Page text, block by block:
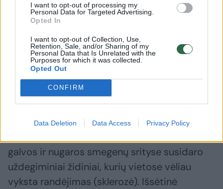
I want to opt-out of processing my
Personal Data for Targeted Advertising.
Opted In
I want to opt-out of Collection, Use,
Retention, Sale, and/or Sharing of my
Personal Data that Is Unrelated with the
Purposes for which it was collected.
Opted Out
CONFIRM
Data Deletion Data Access Privacy Policy
Kultiniam serialui „Draugai“
sueina 25-eri: faktai, kurių
nežinojote
Išsėtinė sklerozė yra centrinės nervų
galvos ir nugaros smegenų srityse susidaro
uždegiminiai židiniai, kurių vietose vėliau
vyksta randėjimas (sklerozė). Išsėtinė